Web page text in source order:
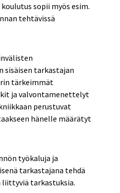
sopii myös esim.
tehtävissä
sisäisen tarkastajan
tärkeimmät
ja valvontamenettelyt
perustuvat
hänelle määrätyt
työkaluja ja
tarkastajana tehdä
liittyviä tarkastuksia.